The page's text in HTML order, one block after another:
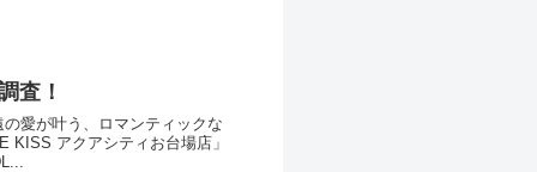
査！
愛が叶う、ロマンティックな